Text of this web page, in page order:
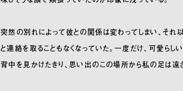
突然の別れによって彼との関係は変わってしまい、そ
と連絡を取ることもなくなっていた。一度だけ、可愛ら
背中を見かけたきり、思い出のこの場所から私の足は遠ざ